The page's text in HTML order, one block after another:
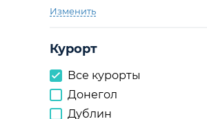
Изменить
Курорт
Все курорты
Донегол
Дублин